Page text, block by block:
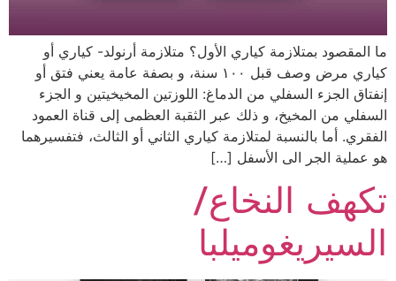
ما المقصود بمتلازمة كياري الأول؟ متلازمة أرنولد- كياري أو
كياري مرض وصف قبل ١٠٠ سنة، و بصفة عامة يعني فتق أو
إنفتاق الجزء السفلي من الدماغ: اللوزتين المخيخيتين و الجزء
السفلي من المخيخ، و ذلك عبر الثقبة العظمى إلى قناة العمود
الفقري. أما بالنسبة لمتلازمة كياري الثاني أو الثالث، فتفسيرهما
هو عملية الجر الى الأسفل […]
تكهف النخاع/
السيريغوميلبا